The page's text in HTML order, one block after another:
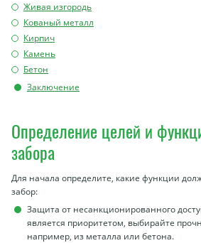
Живая изгородь
Кованый металл
Кирпич
Камень
Бетон
Заключение
Определение целей и
забора
Для начала определите, какие функции
забор:
Защита от несанкционированного
является приоритетом, выбирайте
например, из металла или бетона.